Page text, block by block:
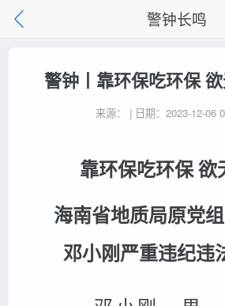
警钟长鸣
警钟丨靠环保吃环保
来源： | 日期：2023-12-06
靠环保吃环保 欲
海南省地质局原党
邓小刚严重违纪违